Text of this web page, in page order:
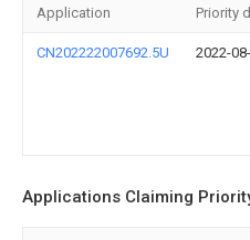
Application Priority
CN202222007692.5U 2022-
Applications Claiming